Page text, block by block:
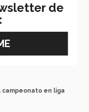
en mundial de
campeonato en liga
de